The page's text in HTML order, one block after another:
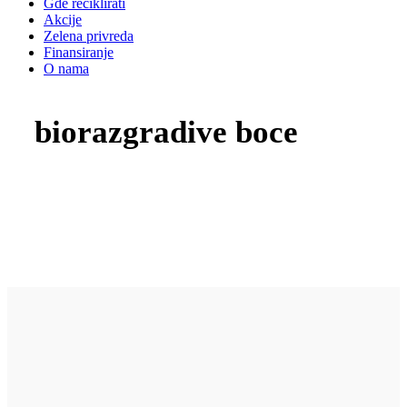
Gde reciklirati
Akcije
Zelena privreda
Finansiranje
O nama
biorazgradive boce